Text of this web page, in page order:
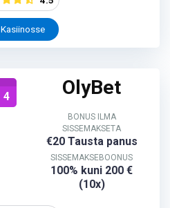
Kasiinosse
4 OlyBet
BONUS ILMA
SISSEMAKSETA
€20 Tausta panus
SISSEMAKSEBOONUS
100% kuni 200 €
(10x)